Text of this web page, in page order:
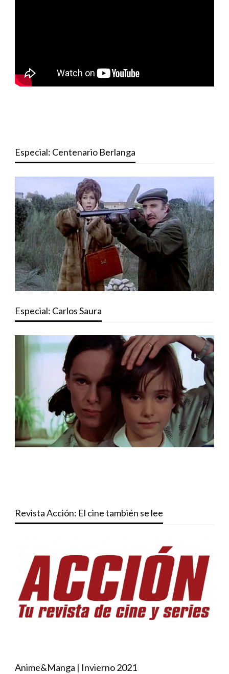
Especial: Centenario Berlanga
Especial: Carlos Saura
Revista Acción: El cine también se lee
Anime&Manga | Invierno 2021